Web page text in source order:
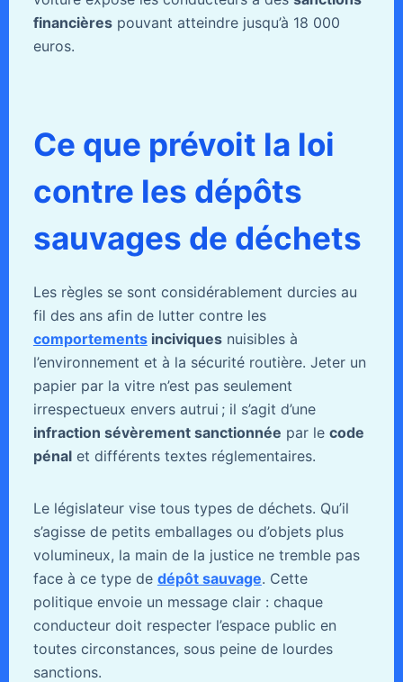
financièrespouvant atteindre jusqu’à 18 000
euros.
Ce que prévoit la loi
contre les dépôts
sauvages de déchets
Les règles se sont considérablement durcies au
fil des ans afin de lutter contre les
comportementsinciviquesnuisibles à
l’environnement et à la sécurité routière. Jeter un
papier par la vitre n’est pas seulement
irrespectueux envers autrui ; il s’agit d’une
infraction sévèrement sanctionnée par le code
pénalet différents textes réglementaires.
Le législateur vise tous types de déchets. Qu’il
s’agisse de petits emballages ou d’objets plus
volumineux, la main de la justice ne tremble pas
face à ce type de dépôt sauvage. Cette
politique envoie un message clair : chaque
conducteur doit respecter l’espace public en
toutes circonstances, sous peine de lourdes
sanctions.